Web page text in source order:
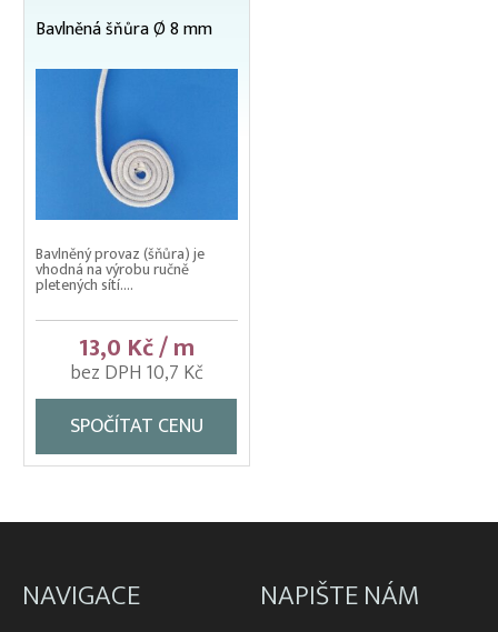
Bavlněná šňůra Ø 8 mm
Bavlněný provaz (šňůra) je
vhodná na výrobu ručně
pletených sítí....
13,0 Kč / m
bez DPH 10,7 Kč
SPOČÍTAT CENU
NAVIGACE NAPIŠTE NÁM